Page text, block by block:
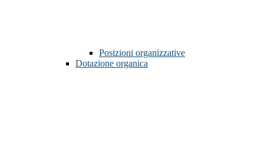
Posizioni organizzative
Dotazione organica